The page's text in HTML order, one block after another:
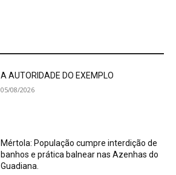
A AUTORIDADE DO EXEMPLO
05/08/2026
Mértola: População cumpre interdição de
banhos e prática balnear nas Azenhas do
Guadiana.